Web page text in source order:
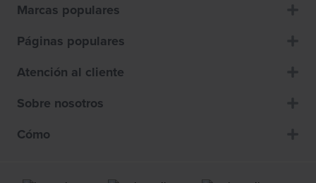
Marcas populares
Páginas populares
Atención al cliente
Sobre nosotros
Cómo